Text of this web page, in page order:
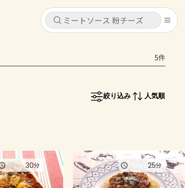
キャンセル
ログインするとレシピを保存できます
コンテンツ
レシピ
キャンセル
コンテンツ
5件
絞り込み 人気順
30分 25分